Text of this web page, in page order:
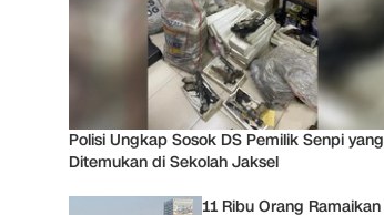
Polisi Ungkap Sosok DS Pemilik Senpi yang
Ditemukan di Sekolah Jaksel
11 Ribu Orang Ramaikan